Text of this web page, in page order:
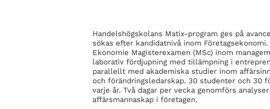
Handelshögskolans Matix-program ges på
sökas efter kandidatnivå inom
Ekonomie Magisterexamen (MSc) inom
laborativ fördjupning med tillämpning i
parallellt med akademiska studier inom
och förändringsledarskap. 30 studenter och 30
varje år. Två dagar per vecka genomförs
affärsmannaskap i företagen.